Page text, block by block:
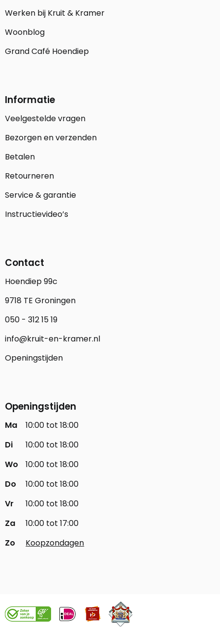
Werken bij Kruit & Kramer
Woonblog
Grand Café Hoendiep
Informatie
Veelgestelde vragen
Bezorgen en verzenden
Betalen
Retourneren
Service & garantie
Instructievideo’s
Contact
Hoendiep 99c
9718 TE Groningen
050 - 312 15 19
info@kruit-en-kramer.nl
Openingstijden
Openingstijden
Ma
10:00 tot 18:00
Di
10:00 tot 18:00
Wo
10:00 tot 18:00
Do
10:00 tot 18:00
Vr
10:00 tot 18:00
Za
10:00 tot 17:00
Zo
Koopzondagen